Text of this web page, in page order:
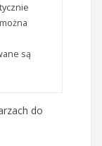
są
do